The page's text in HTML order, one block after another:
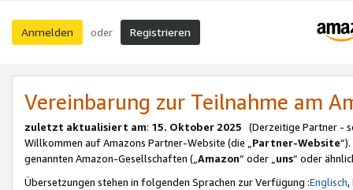
Anmelden oder Registrieren
Vereinbarung zur Teilnahme am
zuletzt aktualisiert am: 15. Oktober 2025 (Derzeitige Partner -
Willkommen auf Amazons Partner-Website (die „Partner-Website
genannten Amazon-Gesellschaften („Amazon“ oder „uns“ oder
Übersetzungen stehen in folgenden Sprachen zur Verfügung :Englisch,